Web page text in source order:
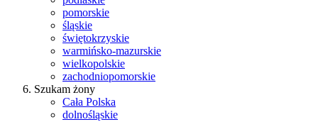
pomorskie
śląskie
świętokrzyskie
warmińsko-mazurskie
wielkopolskie
zachodniopomorskie
Szukam żony
Cała Polska
dolnośląskie